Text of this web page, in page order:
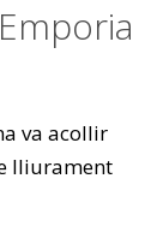
va acollir
lliurament